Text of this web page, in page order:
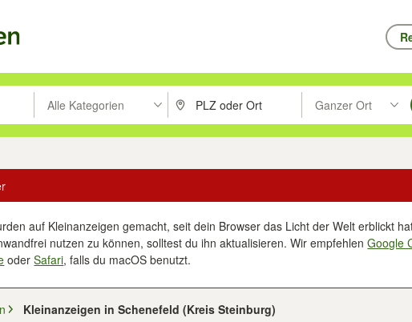
drücken um zu suchen, oder Vorschläge mit den Pfeiltasten nach oben/unten
Alle Kategorien PLZ oder Ort eingeben. Eingabetaste
Ganzer Ort
Suche im Umkreis
auf Kleinanzeigen gemacht, seit dein Browser das Licht der Welt erblickt
nutzen zu können, solltest du ihn aktualisieren. Wir empfehlenGoogle
oderSafari, falls du macOS benutzt.
Kleinanzeigen in Schenefeld (Kreis Steinburg)